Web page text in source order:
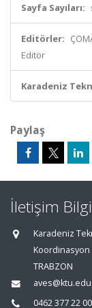
Sayfa Sayıları:
Editörler:
Editör
Karadeniz
Paylaş
İletişim
Karadeniz
Koordinasyon
TRABZON
0462 377 22